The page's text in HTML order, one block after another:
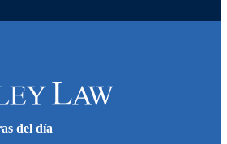
del día